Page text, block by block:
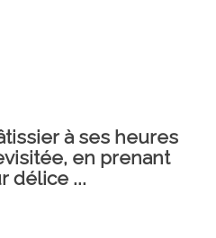
à ses heures
en prenant
délice ...